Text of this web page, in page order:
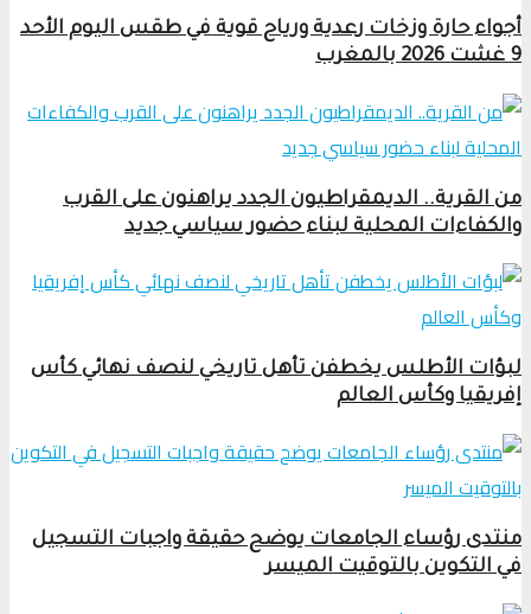
أجواء حارة وزخات رعدية ورياح قوية في طقس اليوم الأحد
9 غشت 2026 بالمغرب
من القرية.. الديمقراطيون الجدد يراهنون على القرب
والكفاءات المحلية لبناء حضور سياسي جديد
لبؤات الأطلس يخطفن تأهل تاريخي لنصف نهائي كأس
إفريقيا وكأس العالم
منتدى رؤساء الجامعات يوضح حقيقة واجبات التسجيل
في التكوين بالتوقيت الميسر